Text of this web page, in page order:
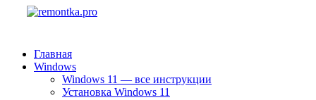
Главная
Windows
Windows 11 — все инструкции
Установка Windows 11